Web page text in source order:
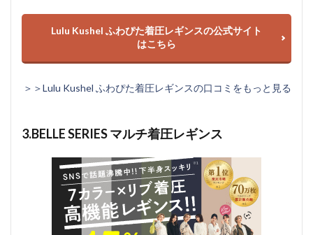
Lulu Kushel ふわぴた着圧レギンスの公式サイト
はこちら
＞＞Lulu Kushel ふわぴた着圧レギンスの口コミをもっと見る
3.BELLE SERIES マルチ着圧レギンス